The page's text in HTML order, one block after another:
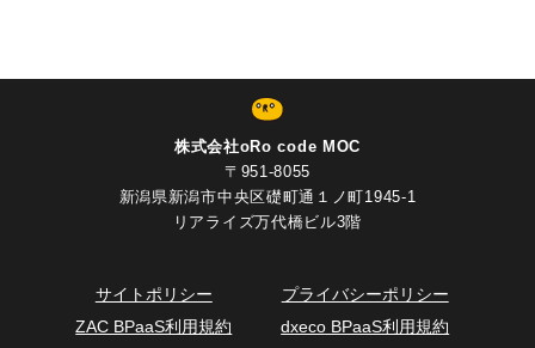
株式会社oRo code MOC
〒951-8055
新潟県新潟市中央区礎町通１ノ町1945-1
リアライズ万代橋ビル3階
サイトポリシー
ZAC BPaaS利用規約
プライバシーポリシー
dxeco BPaaS利用規約